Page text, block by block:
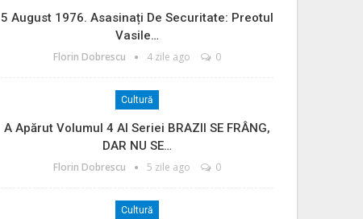
5 August 1976. Asasinați De Securitate: Preotul
Vasile…
Florin Dobrescu 4 zile ago 0
Cultură
A Apărut Volumul 4 Al Seriei BRAZII SE FRÂNG,
DAR NU SE…
Florin Dobrescu 5 zile ago 0
Cultură